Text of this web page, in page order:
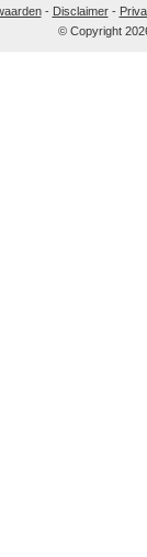
- Disclaimer-
© Copyright